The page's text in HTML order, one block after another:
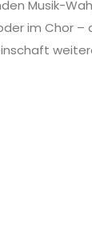
Musik-
im Chor –